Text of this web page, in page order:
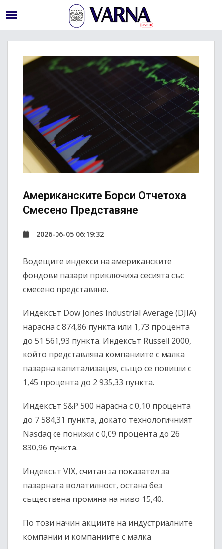
Американските Борси Отчетоха
Смесено Представяне
2026-06-05 06:19:32
Водещите индекси на американските
фондови пазари приключиха сесията със
смесено представяне.
Индексът Dow Jones Industrial Average (DJIA)
нарасна с 874,86 пункта или 1,73 процента
до 51 561,93 пункта. Индексът Russell 2000,
който представлява компаниите с малка
пазарна капитализация, също се повиши с
1,45 процента до 2 935,33 пункта.
Индексът S&P 500 нарасна с 0,10 процента
до 7 584,31 пункта, докато технологичният
Nasdaq се понижи с 0,09 процента до 26
830,96 пункта.
Индексът VIX, считан за показател за
пазарната волатилност, остана без
съществена промяна на ниво 15,40.
По този начин акциите на индустриалните
компании и компаниите с малка